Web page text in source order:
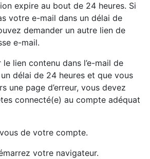
expire au bout de 24 heures. Si
votre e-mail dans un délai de
demander un autre lien de
e-mail.
lien contenu dans l’e-mail de
délai de 24 heures et que vous
une page d’erreur, vous devez
connecté(e) au compte adéquat
de votre compte.
votre navigateur.